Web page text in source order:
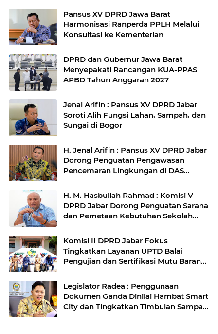
Pansus XV DPRD Jawa Barat
Harmonisasi Ranperda PPLH Melalui
Konsultasi ke Kementerian
DPRD dan Gubernur Jawa Barat
Menyepakati Rancangan KUA-PPAS
APBD Tahun Anggaran 2027
Jenal Arifin : Pansus XV DPRD Jabar
Soroti Alih Fungsi Lahan, Sampah, dan
Sungai di Bogor
H. Jenal Arifin : Pansus XV DPRD Jabar
Dorong Penguatan Pengawasan
Pencemaran Lingkungan di DAS
H. M. Hasbullah Rahmad : Komisi V
DPRD Jabar Dorong Penguatan Sarana
dan Pemetaan Kebutuhan Sekolah
Komisi II DPRD Jabar Fokus
Tingkatkan Layanan UPTD Balai
Pengujian dan Sertifikasi Mutu Barang
Legislator Radea : Penggunaan
Dokumen Ganda Dinilai Hambat Smart
City dan Tingkatkan Timbulan Sampah